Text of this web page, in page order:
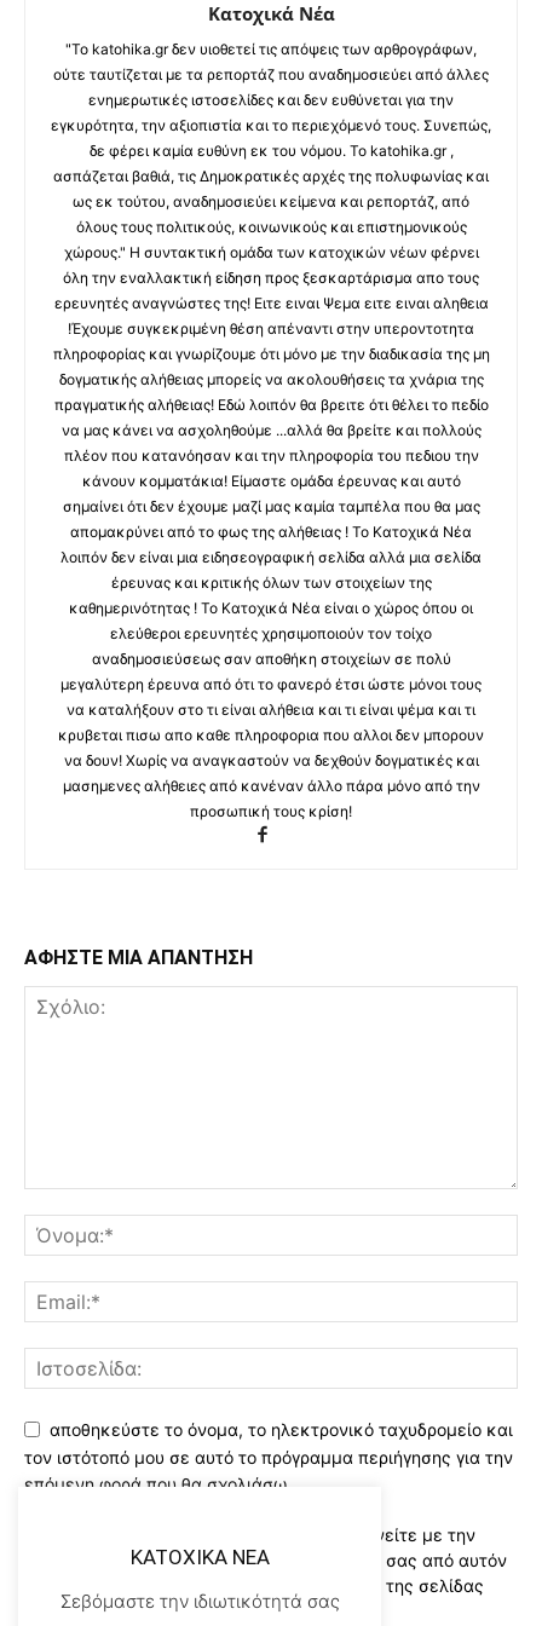
Κατοχικά Νέα
"Το katohika.gr δεν υιοθετεί τις απόψεις των αρθρογράφων,
ούτε ταυτίζεται με τα ρεπορτάζ που αναδημοσιεύει από άλλες
ενημερωτικές ιστοσελίδες και δεν ευθύνεται για την
εγκυρότητα, την αξιοπιστία και το περιεχόμενό τους. Συνεπώς,
δε φέρει καμία ευθύνη εκ του νόμου. Το katohika.gr ,
ασπάζεται βαθιά, τις Δημοκρατικές αρχές της πολυφωνίας και
ως εκ τούτου, αναδημοσιεύει κείμενα και ρεπορτάζ, από
όλους τους πολιτικούς, κοινωνικούς και επιστημονικούς
χώρους." Η συντακτική ομάδα των κατοχικών νέων φέρνει
όλη την εναλλακτική είδηση προς ξεσκαρτάρισμα απο τους
ερευνητές αναγνώστες της! Ειτε ειναι Ψεμα ειτε ειναι αληθεια
!Έχουμε συγκεκριμένη θέση απέναντι στην υπεροντοτητα
πληροφορίας και γνωρίζουμε ότι μόνο με την διαδικασία της μη
δογματικής αλήθειας μπορείς να ακολουθήσεις τα χνάρια της
πραγματικής αλήθειας! Εδώ λοιπόν θα βρειτε ότι θέλει το πεδίο
να μας κάνει να ασχοληθούμε ...αλλά θα βρείτε και πολλούς
πλέον που κατανόησαν και την πληροφορία του πεδιου την
κάνουν κομματάκια! Είμαστε ομάδα έρευνας και αυτό
σημαίνει ότι δεν έχουμε μαζί μας καμία ταμπέλα που θα μας
απομακρύνει από το φως της αλήθειας ! Το Κατοχικά Νέα
λοιπόν δεν είναι μια ειδησεογραφική σελίδα αλλά μια σελίδα
έρευνας και κριτικής όλων των στοιχείων της
καθημερινότητας ! Το Κατοχικά Νέα είναι ο χώρος όπου οι
ελεύθεροι ερευνητές χρησιμοποιούν τον τοίχο
αναδημοσιεύσεως σαν αποθήκη στοιχείων σε πολύ
μεγαλύτερη έρευνα από ότι το φανερό έτσι ώστε μόνοι τους
να καταλήξουν στο τι είναι αλήθεια και τι είναι ψέμα και τι
κρυβεται πισω απο καθε πληροφορια που αλλοι δεν μπορουν
να δουν! Χωρίς να αναγκαστούν να δεχθούν δογματικές και
μασημενες αλήθειες από κανέναν άλλο πάρα μόνο από την
προσωπική τους κρίση!
ΑΦΗΣΤΕ ΜΙΑ ΑΠΑΝΤΗΣΗ
αποθηκεύστε το όνομα, το ηλεκτρονικό ταχυδρομείο και
τον ιστότοπό μου σε αυτό το πρόγραμμα περιήγησης για την
επόμενη φορά που θα σχολιάσω.
Χρησιμοποιώντας αυτό το έντυπο συμφωνείτε με την
αποθήκευση και χειρισμό των δεδομένων σας από αυτόν
τον ιστότοπο..Διαβάστε του ορους χρήσης της σελίδας
μας*
KATOXIKA NEA
Σεβόμαστε την ιδιωτικότητά σας